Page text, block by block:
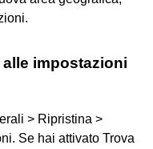
impostazioni
> Ripristina >
Se hai attivato Trova